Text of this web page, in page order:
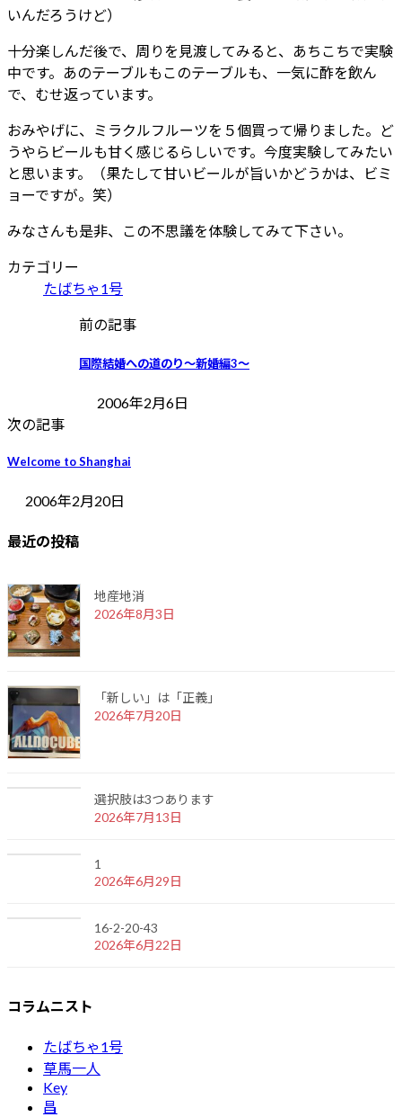
いんだろうけど）
十分楽しんだ後で、周りを見渡してみると、あちこちで実験
中です。あのテーブルもこのテーブルも、一気に酢を飲ん
で、むせ返っています。
おみやげに、ミラクルフルーツを５個買って帰りました。ど
うやらビールも甘く感じるらしいです。今度実験してみたい
と思います。（果たして甘いビールが旨いかどうかは、ビミ
ョーですが。笑）
みなさんも是非、この不思議を体験してみて下さい。
カテゴリー
たばちゃ1号
前の記事
国際結婚への道のり〜新婚編3〜
2006年2月6日
次の記事
Welcome to Shanghai
2006年2月20日
最近の投稿
地産地消
2026年8月3日
「新しい」は「正義」
2026年7月20日
選択肢は3つあります
2026年7月13日
1
2026年6月29日
16-2-20-43
2026年6月22日
コラムニスト
たばちゃ1号
草馬一人
Key
昌